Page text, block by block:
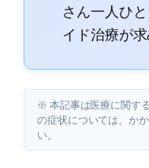
さん一人ひ
イド治療が求
※ 本記事は医療に関す
の症状については、か
い。